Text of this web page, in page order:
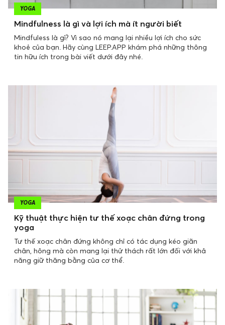
YOGA
Mindfulness là gì và lợi ích mà ít người biết
Mindfuless là gì? Vì sao nó mang lại nhiều lợi ích cho sức
khoẻ của bạn. Hãy cùng LEEP.APP khám phá những thông
tin hữu ích trong bài viết dưới đây nhé.
YOGA
Kỹ thuật thực hiện tư thế xoạc chân đứng trong
yoga
Tư thế xoạc chân đứng không chỉ có tác dụng kéo giãn
chân, hông mà còn mang lại thử thách rất lớn đối với khả
năng giữ thăng bằng của cơ thể.